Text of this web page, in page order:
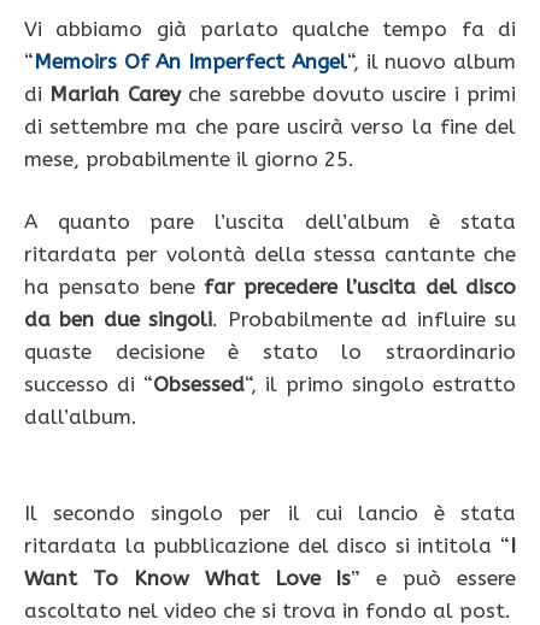
Vi abbiamo già parlato qualche tempo fa di
“Memoirs Of An Imperfect Angel“, il nuovo album
di Mariah Careyche sarebbe dovuto uscire i primi
di settembre ma che pare uscirà verso la fine del
mese, probabilmente il giorno 25.
A quanto pare l’uscita dell’album è stata
ritardata per volontà della stessa cantante che
ha pensato bene far precedere l’uscita del disco
da ben due singoli. Probabilmente ad influire su
quaste decisione è stato lo straordinario
successo di “Obsessed“, il primo singolo estratto
dall’album.
Il secondo singolo per il cui lancio è stata
ritardata la pubblicazione del disco si intitola “I
Want To Know What Love Is” e può essere
ascoltato nel video che si trova in fondo al post.